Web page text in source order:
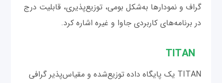
گراف و نمودار‌ها به‌شکل بومی، توزیع‌پذیری، قابلیت درج
در برنامه‌های کاربردی جاوا و غیره اشاره کرد.
TITAN یک پایگاه داده توزیع‌شده و مقیاس‌پذیر گرافی